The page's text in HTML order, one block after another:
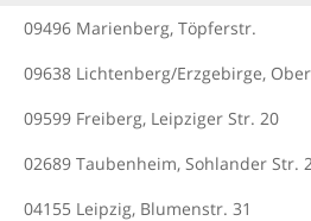
09496 Marienberg, Töpferstr.
09638 Lichtenberg/Erzgebirge,
09599 Freiberg, Leipziger Str. 20
02689 Taubenheim, Sohlander Str. 2
04155 Leipzig, Blumenstr. 31